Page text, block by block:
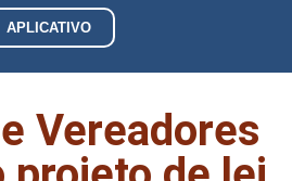
APLICATIVO
Vereadores